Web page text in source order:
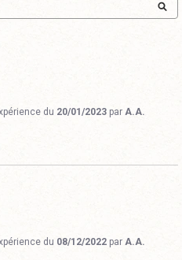
du 20/01/2023 par A.A.
du 08/12/2022 par A.A.